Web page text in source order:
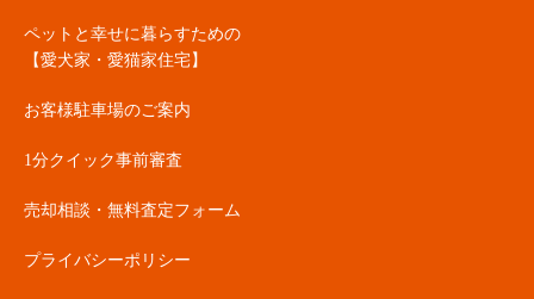
ペットと幸せに暮らすための
【愛犬家・愛猫家住宅】
お客様駐車場のご案内
1分クイック事前審査
売却相談・無料査定フォーム
プライバシーポリシー